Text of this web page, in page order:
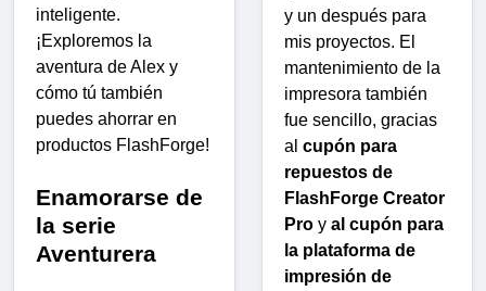
inteligente.
¡Exploremos la
aventura de Alex y
cómo tú también
puedes ahorrar en
productos FlashForge!
Enamorarse de
la serie
Aventurera
y un después para
mis proyectos. El
mantenimiento de la
impresora también
fue sencillo, gracias
al cupón para
repuestos de
FlashForge Creator
Pro y al cupón para
la plataforma de
impresión de